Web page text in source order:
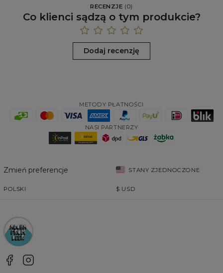
RECENZJE (0)
Co klienci sądzą o tym produkcie?
Dodaj recenzję
METODY PŁATNOŚCI
NASI PARTNERZY
Zmień preferencje STANY ZJEDNOCZONE
POLSKI $ USD